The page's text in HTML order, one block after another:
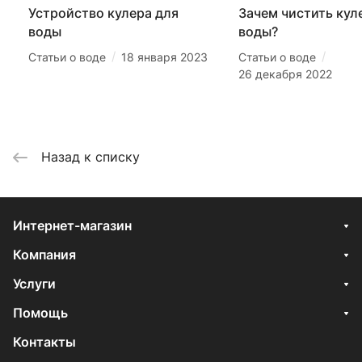
Устройство кулера для
воды
Статьи о воде / 18 января 2023
Зачем чистить
воды?
Статьи о воде /
26 декабря 2022
Назад к списку
Интернет-магазин
Компания
Услуги
Помощь
Контакты